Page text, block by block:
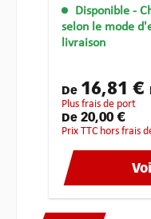
Disponible -
selon le mode
livraison
De 16,81 €
plus frais de port
De 20,00 €
Prix TTC hors frais